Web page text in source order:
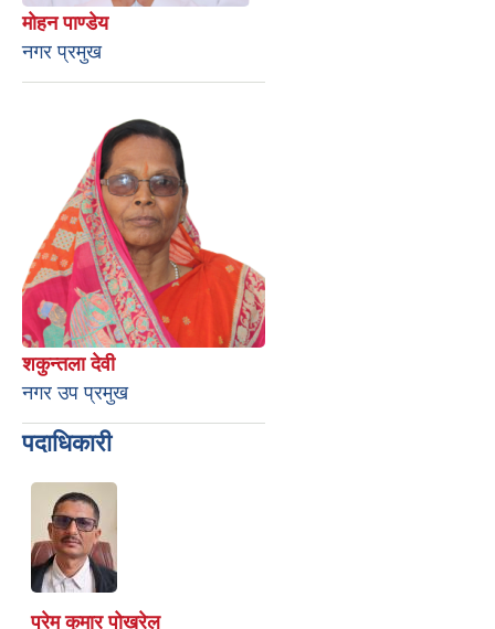
माेहन पाण्डेय
नगर प्रमुख
शकुन्तला देवी
नगर उप प्रमुख
पदाधिकारी
प्रेम कुमार पोखरेल